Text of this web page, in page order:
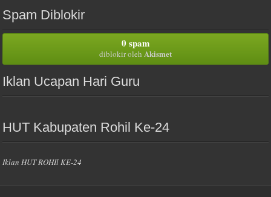
Spam Diblokir
0 spam
diblokir oleh Akismet
Iklan Ucapan Hari Guru
HUT Kabupaten Rohil Ke-24
Iklan HUT ROHIl KE-24